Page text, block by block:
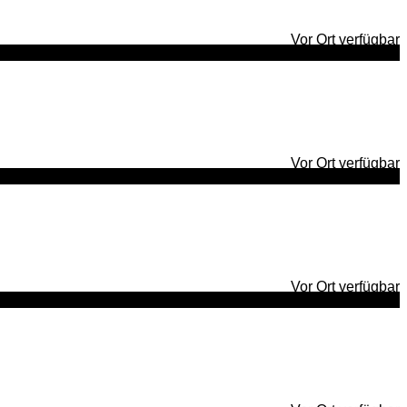
Vor Ort verfügbar
Vor Ort verfügbar
Vor Ort verfügbar